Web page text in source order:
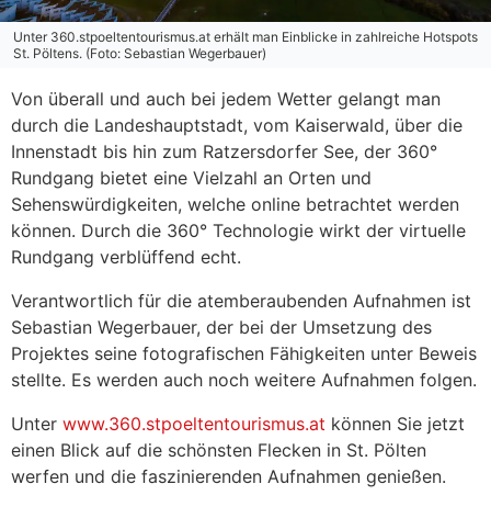
Unter 360.stpoeltentourismus.at erhält man Einblicke in zahlreiche Hotspots
St. Pöltens. (Foto: Sebastian Wegerbauer)
Von überall und auch bei jedem Wetter gelangt man
durch die Landeshauptstadt, vom Kaiserwald, über die
Innenstadt bis hin zum Ratzersdorfer See, der 360°
Rundgang bietet eine Vielzahl an Orten und
Sehenswürdigkeiten, welche online betrachtet werden
können. Durch die 360° Technologie wirkt der virtuelle
Rundgang verblüffend echt.
Verantwortlich für die atemberaubenden Aufnahmen ist
Sebastian Wegerbauer, der bei der Umsetzung des
Projektes seine fotografischen Fähigkeiten unter Beweis
stellte. Es werden auch noch weitere Aufnahmen folgen.
Unter www.360.stpoeltentourismus.at können Sie jetzt
einen Blick auf die schönsten Flecken in St. Pölten
werfen und die faszinierenden Aufnahmen genießen.